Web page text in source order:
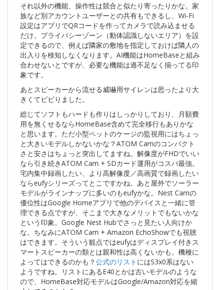
それ以外の機能、操作性は競合と似たり寄ったりかな。家
族など別アカウントユーザーとの共有もできるし、Wi-Fi
設定はアプリでQRコードを作ってカメラで読み込ませる
だけ。プライバシーゾーン（動体認識しないエリア）を設
定できるので、例えば隣家の敷地を指定しておけば隣人の
出入りを検知しなくなります。AI機能はHomeBaseと組み
合わせないとですが、必要な機能は過不足なく揃ってる印
象です。
あとスピーカーから流せる威嚇用サイレンは思ったより大
きくてビビりました。
総じてソフトもハードも作りはしっかりしており、月額費
用を無くせるならHomeBase含めて完全移行もありかな
と思います。ただ小型ペットのケージの監視用にはちょっ
と大きいモデルしかないかな？ATOM Camのコンパクト
さと安さはちょっと突出してますね。解像度がFHDでいい
なら引き続きATOM Cam + SDカード運用がコスパ最強。
宅内集中録画したい、より高解像度／高画質で録画したい
ならeufyシリーズってとこですかね。あと屋外でソーラー
モデルがラインナップに多いのもeufyかな。Nest Camの
優位性はGoogle Homeアプリで他のデバイスと一緒に管
理できる点ですが、そこまで大きなメリットでもないかな
という印象。Google Nest Hubでさっと見たい人向けか
な。ちなみにATOM Cam + Amazon EchoShowでも視聴
はできます。そういう観点ではeufyはディスプレイ付きス
マートスピーカーの類とは親和性は高くないかも。機種に
よってはできるのかも？公式のリスト にはS3x0系はない
ようですね。リストにあるE40とかは古いモデルのような
ので、HomeBase対応モデルはGoogle/Amazon対応を縮